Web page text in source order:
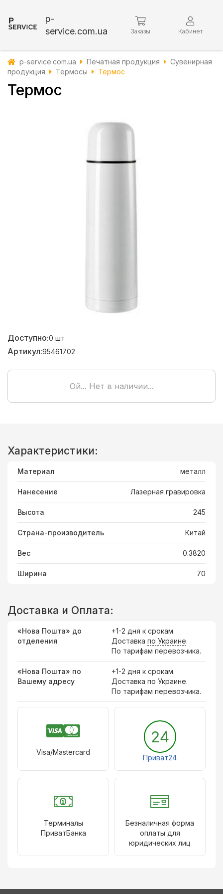
p-
service.com.ua
Заказы Кабинет
p-service.com.ua Печатная продукция
Сувенирная
продукция
Термосы Термос
Термос
Доступно:0 шт
Артикул:95461702
Ой... Нет в наличии...
Характеристики:
Материал металл
Нанесение Лазерная гравировка
Высота 245
Страна-производитель Китай
Вес 0.3820
Ширина 70
Доставка и Оплата:
«Нова Пошта» до
отделения
+1-2 дня к срокам.
Доставка по Украине.
По тарифам перевозчика.
«Нова Пошта» по
Вашему адресу
+1-2 дня к срокам.
Доставка по Украине.
По тарифам перевозчика.
Visa/Mastercard
24
Приват24
Терминалы
ПриватБанка
Безналичная форма
оплаты для
юридических лиц